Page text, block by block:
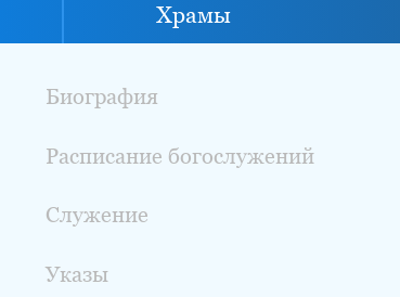
Храмы
Биография
Расписание богослужений
Служение
Указы